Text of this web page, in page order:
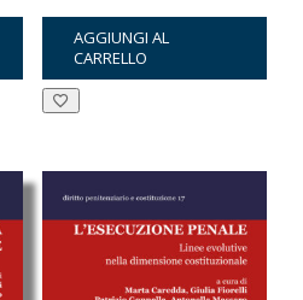
prezzo
originale
era:
prezzo
attuale
è:
AGGIUNGI AL
CARRELLO